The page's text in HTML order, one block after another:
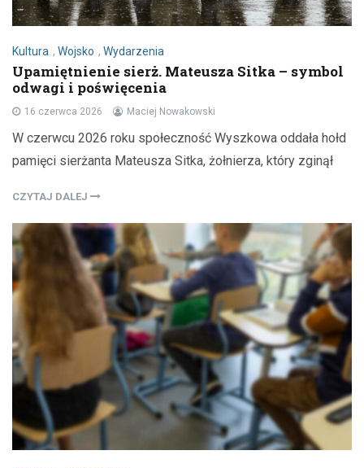
Kultura , Wojsko , Wydarzenia
Upamiętnienie sierż. Mateusza Sitka – symbol
odwagi i poświęcenia
16 czerwca 2026 Maciej Nowakowski
W czerwcu 2026 roku społeczność Wyszkowa oddała hołd
pamięci sierżanta Mateusza Sitka, żołnierza, który zginął
CZYTAJ DALEJ